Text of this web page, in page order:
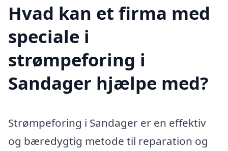
Hvad kan et firma med
speciale i
strømpeforing i
Sandager hjælpe med?
Strømpeforing i Sandager er en effektiv
og bæredygtig metode til reparation og